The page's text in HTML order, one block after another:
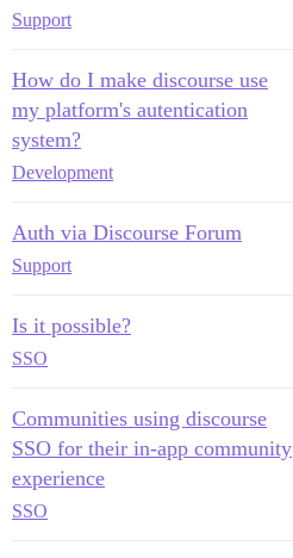
Support
How do I make discourse use
my platform's autentication
system?
Development
Auth via Discourse Forum
Support
Is it possible?
SSO
Communities using discourse
SSO for their in-app community
experience
SSO